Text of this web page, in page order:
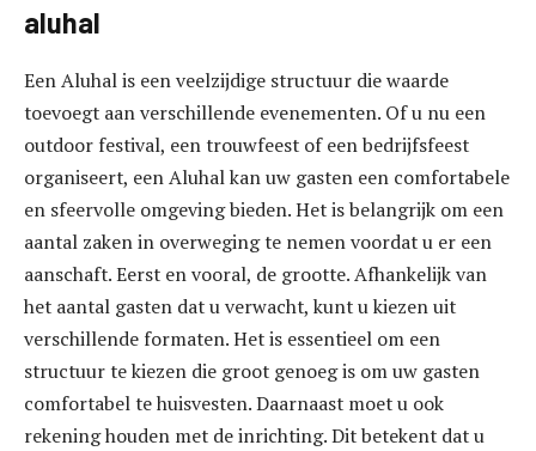
aluhal
Een Aluhal is een veelzijdige structuur die waarde
toevoegt aan verschillende evenementen. Of u nu een
outdoor festival, een trouwfeest of een bedrijfsfeest
organiseert, een Aluhal kan uw gasten een comfortabele
en sfeervolle omgeving bieden. Het is belangrijk om een
aantal zaken in overweging te nemen voordat u er een
aanschaft. Eerst en vooral, de grootte. Afhankelijk van
het aantal gasten dat u verwacht, kunt u kiezen uit
verschillende formaten. Het is essentieel om een
structuur te kiezen die groot genoeg is om uw gasten
comfortabel te huisvesten. Daarnaast moet u ook
rekening houden met de inrichting. Dit betekent dat u